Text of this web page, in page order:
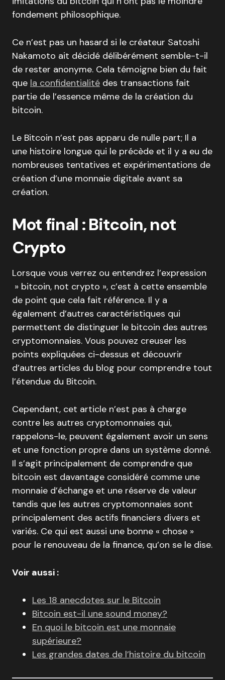
fondement philosophique.
Ce n’est pas un hasard si le créateur Satoshi
Nakamoto ait décidé délibérément semble-t-il
de rester anonyme. Cela témoigne bien du fait
que la confidentialité des transactions fait
partie de l’essence même de la création du
bitcoin.
Le Bitcoin n’est pas apparu de nulle part; Il a
une histoire longue qui le précède et il y a eu de
nombreuses tentatives et expérimentations de
création d’une monnaie digitale avant sa
création.
Mot final : Bitcoin, not
Crypto
Lorsque vous verrez ou entendrez l’expression
» bitcoin, not crypto », c’est à cette ensemble
de point que cela fait référence. Il y a
également d’autres caractéristiques qui
permettent de distinguer le bitcoin des autres
cryptomonnaies. Vous pouvez creuser les
points expliquées ci-dessus et découvrir
d’autres articles du blog pour comprendre tout
l’étendue du Bitcoin.
Cependant, cet article n’est pas à charge
contre les autres cryptomonnaies qui,
rappelons-le, peuvent également avoir un sens
et une fonction propre dans un système donné.
Il s’agit principalement de comprendre que
bitcoin est davantage considéré comme une
monnaie d’échange et une réserve de valeur
tandis que les autres cryptomonnaies sont
principalement des actifs financiers divers et
variés. Ce qui est aussi une bonne « chose »
pour le renouveau de la finance, qu’on se le dise.
Voir aussi :
Les 18 anecdotes sur le Bitcoin
Bitcoin est-il une sound money?
En quoi le bitcoin est une monnaie
supérieure?
Les grandes dates de l’histoire du bitcoin